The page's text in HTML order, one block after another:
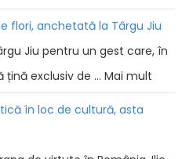
flori, anchetată la Târgu Jiu
Jiu pentru un gest care, în
exclusiv de … Mai mult
în loc de cultură, asta